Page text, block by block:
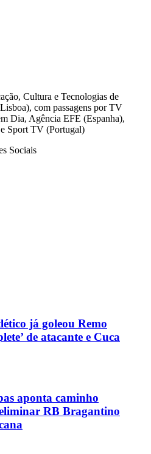
Cultura e Tecnologias de
com passagens por TV
Dia, Agência EFE (Espanha),
Sport TV (Portugal)
Sociais
já goleou Remo
de atacante e Cuca
aponta caminho
RB Bragantino